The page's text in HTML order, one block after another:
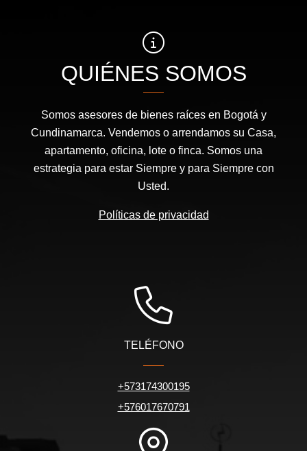
QUIÉNES SOMOS
Somos asesores de bienes raíces en Bogotá y
Cundinamarca. Vendemos o arrendamos su Casa,
apartamento, oficina, lote o finca. Somos una
estrategia para estar Siempre y para Siempre con
Usted.
Políticas de privacidad
TELÉFONO
+573174300195
+576017670791